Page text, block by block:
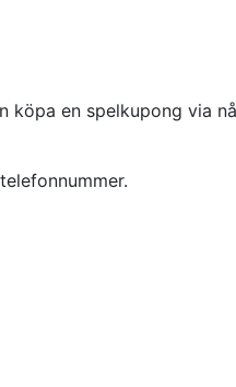
köpa en spelkupong via